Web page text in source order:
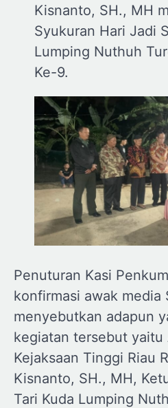
Kisnanto, SH., MH
Syukuran Hari Jadi
Lumping Nuthuh
Ke-9.
Penuturan Kasi
konfirmasi awak media
menyebutkan adapun
kegiatan tersebut
Kejaksaan Tinggi Riau
Kisnanto, SH., MH,
Tari Kuda Lumping